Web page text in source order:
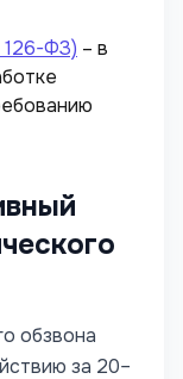
ФЗ) – в
обзвона
за 20–